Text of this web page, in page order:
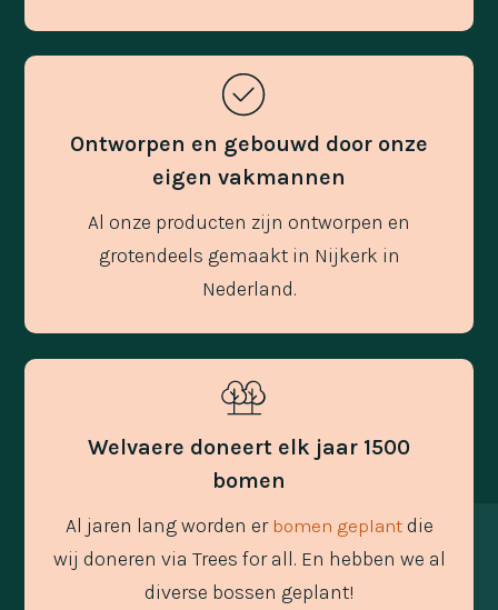
Ontworpen en gebouwd door onze
eigen vakmannen
Al onze producten zijn ontworpen en
grotendeels gemaakt in Nijkerk in
Nederland.
Welvaere doneert elk jaar 1500
bomen
Al jaren lang worden er bomen geplantdie
wij doneren via Trees for all. En hebben we al
diverse bossen geplant!